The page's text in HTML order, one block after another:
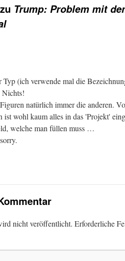
Trump: Problem mit
Typ (ich verwende mal die
Nichts!
natürlich immer die anderen.
ist wohl kaum alles in das 'Projekt'
welche man füllen muss …
nicht veröffentlicht. Erforderliche